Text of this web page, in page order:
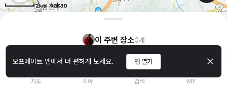
오프메이트 앱에서 더 편하게 보세요. 앱 열기
2km
이 주변 장소0개
지도 시야 검색 MY